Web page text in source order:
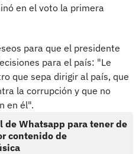
en el voto la primera
para que el presidente
para el país: "Le
que sepa dirigir al país, que
la corrupción y que no
en él".
de Whatsapp para tener de
contenido de